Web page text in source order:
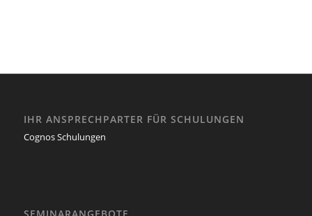
IHR ANSPRECHPARTER FÜR SCHULUNGEN
Cognos Schulungen